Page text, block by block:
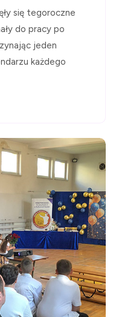
się tegoroczne
do pracy po
jeden
każdego